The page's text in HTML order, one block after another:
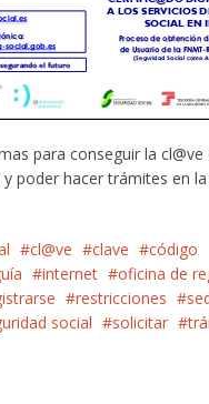
para conseguir la cl@ve
poder hacer trámites en la
cl@ve clave
código
internet
oficina de
restricciones
social solicitar